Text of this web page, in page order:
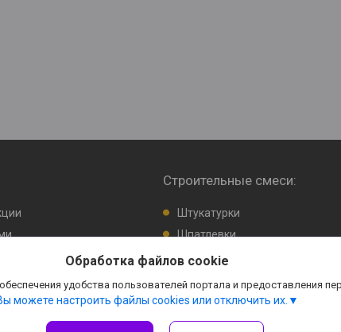
Строительные смеси:
Штукатурки
Шпатлевки
Клея и прочее
Обработка файлов cookie
удобства пользователей портала и предоставления
можете настроить файлы cookies или отключить их.